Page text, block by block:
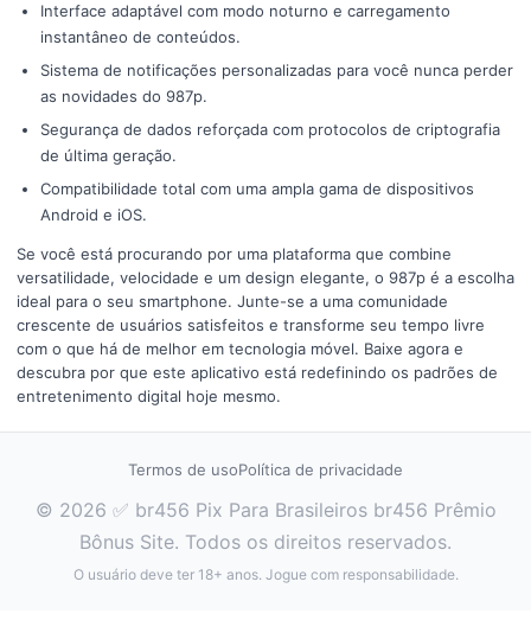
Interface adaptável com modo noturno e carregamento
instantâneo de conteúdos.
Sistema de notificações personalizadas para você nunca perder
as novidades do 987p.
Segurança de dados reforçada com protocolos de criptografia
de última geração.
Compatibilidade total com uma ampla gama de dispositivos
Android e iOS.
Se você está procurando por uma plataforma que combine
versatilidade, velocidade e um design elegante, o 987p é a escolha
ideal para o seu smartphone. Junte-se a uma comunidade
crescente de usuários satisfeitos e transforme seu tempo livre
com o que há de melhor em tecnologia móvel. Baixe agora e
descubra por que este aplicativo está redefinindo os padrões de
entretenimento digital hoje mesmo.
Termos de usoPolítica de privacidade
© 2026 ✅ br456 Pix Para Brasileiros br456 Prêmio
Bônus Site. Todos os direitos reservados.
O usuário deve ter 18+ anos. Jogue com responsabilidade.